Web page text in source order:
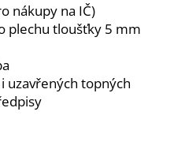
nákupy na IČ)
plechu tloušťky 5 mm
uzavřených topných